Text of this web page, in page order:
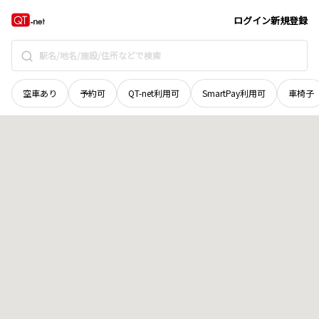
ログイン新規登録
空車あり 予約可 QT-net利用可 SmartPay利用可 車椅子
北海道 地域選択で探す